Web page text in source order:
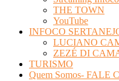
THE TOWN
YouTube
INFOCO
LUCIANO
ZEZÉ DI
TURISMO
Quem Somos- FALE